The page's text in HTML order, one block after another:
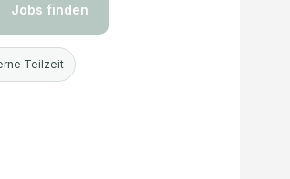
Jobs finden
Teilzeit